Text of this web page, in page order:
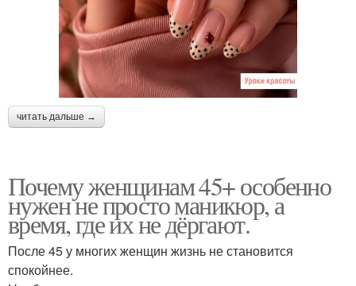
читать дальше →
Почему женщинам 45+ особенно
нужен не просто маникюр, а
время, где их не дёргают.
После 45 у многих женщин жизнь не становится
спокойнее.